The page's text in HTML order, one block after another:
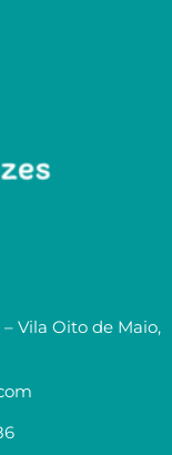
Vila Oito de Maio,